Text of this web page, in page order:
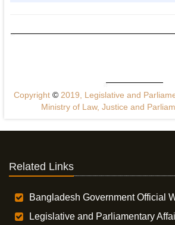
Copyright ©2019, Legislative and
Ministry of Law, Justice and
Related Links
Bangladesh Government Official
Legislative and Parliamentary